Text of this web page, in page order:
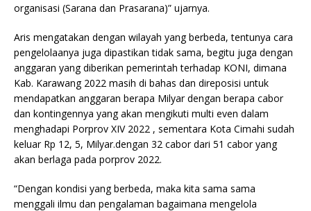
organisasi (Sarana dan Prasarana)” ujarnya.
Aris mengatakan dengan wilayah yang berbeda, tentunya cara
pengelolaanya juga dipastikan tidak sama, begitu juga dengan
anggaran yang diberikan pemerintah terhadap KONI, dimana
Kab. Karawang 2022 masih di bahas dan direposisi untuk
mendapatkan anggaran berapa Milyar dengan berapa cabor
dan kontingennya yang akan mengikuti multi even dalam
menghadapi Porprov XIV 2022 , sementara Kota Cimahi sudah
keluar Rp 12, 5, Milyar.dengan 32 cabor dari 51 cabor yang
akan berlaga pada porprov 2022.
“Dengan kondisi yang berbeda, maka kita sama sama
menggali ilmu dan pengalaman bagaimana mengelola